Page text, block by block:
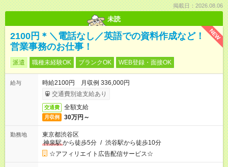
掲載日：2026.08.06
未読
NEW
2100円＊＼電話なし／英語での資料作成など！
営業事務のお仕事！
派遣 職種未経験OK ブランクOK WEB登録・面接OK
給与
時給2100円 月収例 336,000円
交通費別途支給あり
交通費 全額支給
月収例 30万円～
勤務地
東京都渋谷区
神泉駅から徒歩5分 / 渋谷駅から徒歩10分
☆アフィリエイト広告配信サービス☆